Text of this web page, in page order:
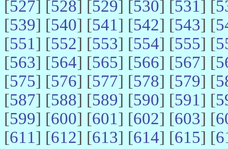
[527] [528] [529] [530] [531] [
[539] [540] [541] [542] [543] [
[551] [552] [553] [554] [555] [
[563] [564] [565] [566] [567] [
[575] [576] [577] [578] [579] [
[587] [588] [589] [590] [591] [
[599] [600] [601] [602] [603] [
[611] [612] [613] [614] [615] [